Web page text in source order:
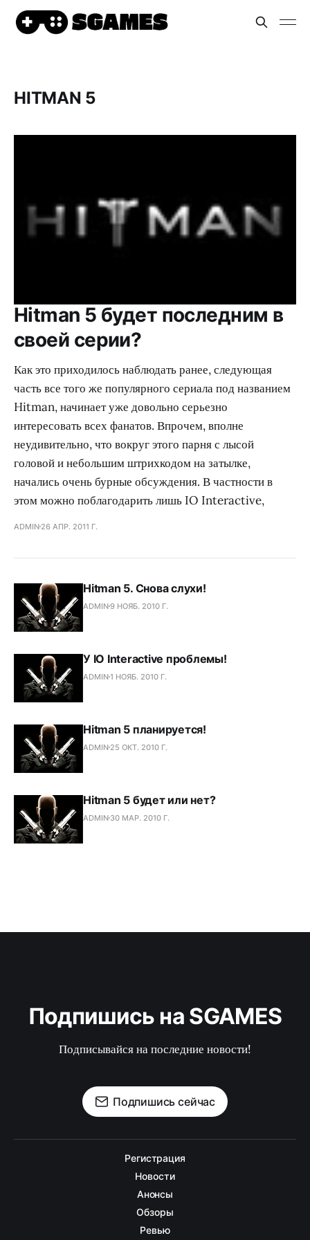
HITMAN 5
Hitman 5 будет последним в
своей серии?
Как это приходилось наблюдать ранее, следующая
часть все того же популярного сериала под названием
Hitman, начинает уже довольно серьезно
интересовать всех фанатов. Впрочем, вполне
неудивительно, что вокруг этого парня с лысой
головой и небольшим штрихкодом на затылке,
начались очень бурные обсуждения. В частности в
этом можно поблагодарить лишь IO Interactive,
ADMIN 26 АПР. 2011 Г.
Hitman 5. Снова слухи!
ADMIN9 НОЯБ. 2010 Г.
У IO Interactive проблемы!
ADMIN1 НОЯБ. 2010 Г.
Hitman 5 планируется!
ADMIN 25 ОКТ. 2010 Г.
Hitman 5 будет или нет?
ADMIN 30 МАР. 2010 Г.
Подпишись на SGAMES
Подписывайся на последние новости!
Подпишись сейчас
Регистрация
Новости
Анонсы
Обзоры
Ревью